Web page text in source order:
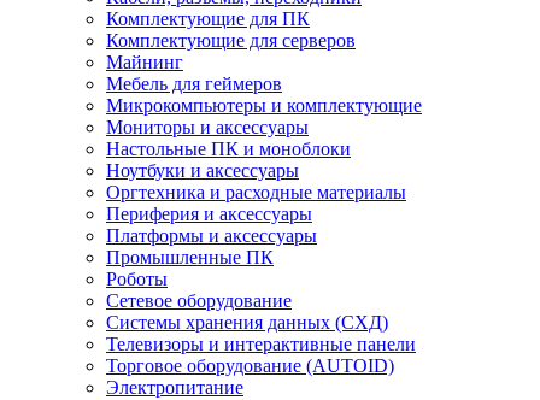
Комплектующие для ПК
Комплектующие для серверов
Майнинг
Мебель для геймеров
Микрокомпьютеры и комплектующие
Мониторы и аксессуары
Настольные ПК и моноблоки
Ноутбуки и аксессуары
Оргтехника и расходные материалы
Периферия и аксессуары
Платформы и аксессуары
Промышленные ПК
Роботы
Сетевое оборудование
Системы хранения данных (СХД)
Телевизоры и интерактивные панели
Торговое оборудование (AUTOID)
Электропитание